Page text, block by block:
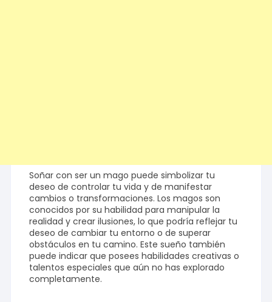
Soñar con ser un mago puede simbolizar tu
deseo de controlar tu vida y de manifestar
cambios o transformaciones. Los magos son
conocidos por su habilidad para manipular la
realidad y crear ilusiones, lo que podría reflejar tu
deseo de cambiar tu entorno o de superar
obstáculos en tu camino. Este sueño también
puede indicar que posees habilidades creativas o
talentos especiales que aún no has explorado
completamente.